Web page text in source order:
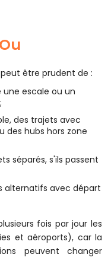
être prudent de :
escale ou un
des trajets avec
des hubs hors zone
séparés, s'ils passent
alternatifs avec départ
fois par jour les
et aéroports), car la
peuvent changer